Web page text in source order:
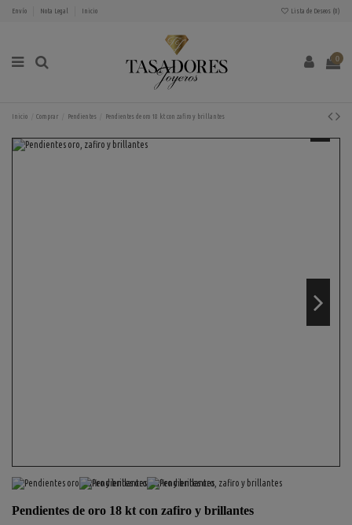
Envío Nota Legal Inicio Lista de Deseos (0)
0
Inicio Comprar Pendientes Pendientes de oro 18 kt con zafiro y brillantes
Pendientes de oro 18 kt con zafiro y brillantes